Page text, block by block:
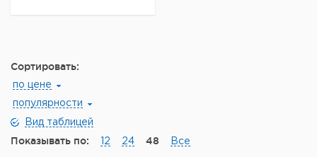
Сортировать:
по цене
популярности
Вид таблицей
Показывать по: 12 24 48 Все